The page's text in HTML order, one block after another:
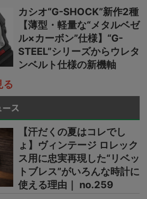
カシオ“G-SHOCK”新作2種
【薄型・軽量な“メタルベゼ
ル×カーボン”仕様】“G-
STEEL”シリーズからウレタ
ンベルト仕様の新機軸
る
ス
【汗だくの夏はコレでし
ょ】ヴィンテージ ロレック
ス用に忠実再現した“リベッ
トブレス”がいろんな時計に
使える理由｜ no.259